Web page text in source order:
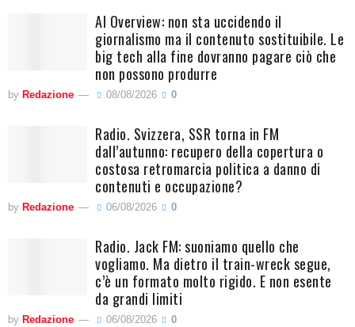
AI Overview: non sta uccidendo il
giornalismo ma il contenuto sostituibile. Le
big tech alla fine dovranno pagare ciò che
non possono produrre
by Redazione 08/08/2026 0
Radio. Svizzera, SSR torna in FM
dall’autunno: recupero della copertura o
costosa retromarcia politica a danno di
contenuti e occupazione?
by Redazione 06/08/2026 0
Radio. Jack FM: suoniamo quello che
vogliamo. Ma dietro il train-wreck segue,
c’è un formato molto rigido. E non esente
da grandi limiti
by Redazione 06/08/2026 0